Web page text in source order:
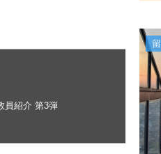
員紹介 第3弾